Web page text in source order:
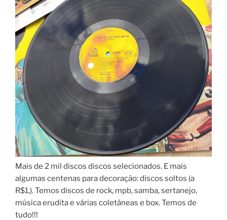
Mais de 2 mil discos discos selecionados. E mais
algumas centenas para decoração: discos soltos (a
R$1,). Temos discos de rock, mpb, samba, sertanejo,
música erudita e várias coletâneas e box. Temos de
tudo!!!